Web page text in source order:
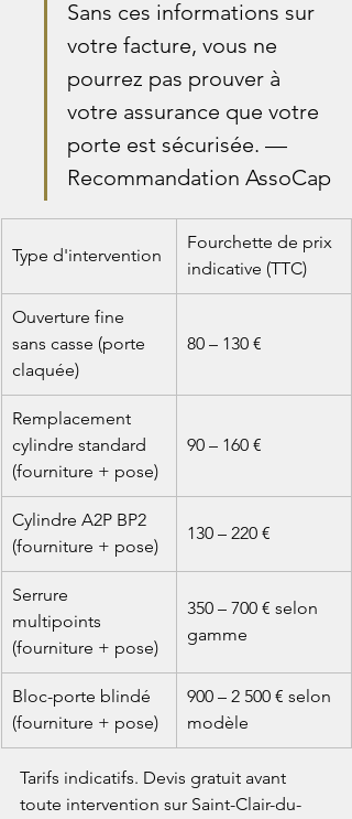
Sans ces informations sur
votre facture, vous ne
pourrez pas prouver à
votre assurance que votre
porte est sécurisée. —
Recommandation AssoCap
Type d'intervention
Fourchette de prix
indicative (TTC)
Ouverture fine
sans casse (porte
claquée)
80 – 130 €
Remplacement
cylindre standard
(fourniture + pose)
90 – 160 €
Cylindre A2P BP2
(fourniture + pose)
130 – 220 €
Serrure
multipoints
(fourniture + pose)
350 – 700 € selon
gamme
Bloc-porte blindé
(fourniture + pose)
900 – 2 500 € selon
modèle
Tarifs indicatifs. Devis gratuit avant
toute intervention sur Saint-Clair-du-